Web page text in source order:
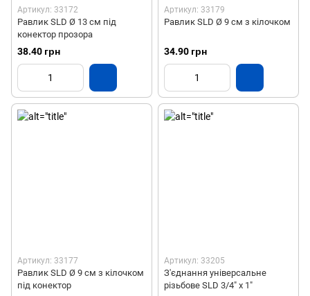
Артикул: 33172
Равлик SLD Ø 13 см під
конектор прозора
38.40 грн
Артикул: 33179
Равлик SLD Ø 9 см з кілочком
34.90 грн
Артикул: 33177
Равлик SLD Ø 9 см з кілочком
під конектор
Артикул: 33205
З'єднання універсальне
різьбове SLD 3/4" х 1"